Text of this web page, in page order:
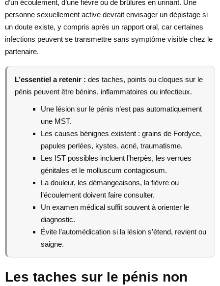
d’un écoulement, d’une fièvre ou de brûlures en urinant. Une
personne sexuellement active devrait envisager un dépistage si
un doute existe, y compris après un rapport oral, car certaines
infections peuvent se transmettre sans symptôme visible chez le
partenaire.
L’essentiel a retenir : des taches, points ou cloques sur le
pénis peuvent être bénins, inflammatoires ou infectieux.
Une lésion sur le pénis n’est pas automatiquement
une MST.
Les causes bénignes existent : grains de Fordyce,
papules perlées, kystes, acné, traumatisme.
Les IST possibles incluent l’herpès, les verrues
génitales et le molluscum contagiosum.
La douleur, les démangeaisons, la fièvre ou
l’écoulement doivent faire consulter.
Un examen médical suffit souvent à orienter le
diagnostic.
Évite l’automédication si la lésion s’étend, revient ou
saigne.
Les taches sur le pénis non